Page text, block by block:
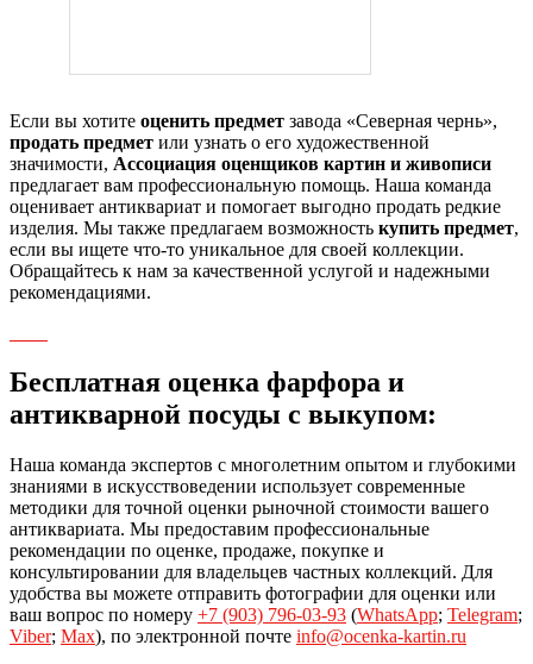
Если вы хотите оценить предмет завода «Северная чернь»,
продать предмет или узнать о его художественной
значимости, Ассоциация оценщиков картин и живописи
предлагает вам профессиональную помощь. Наша команда
оценивает антиквариат и помогает выгодно продать редкие
изделия. Мы также предлагаем возможность купить предмет,
если вы ищете что-то уникальное для своей коллекции.
Обращайтесь к нам за качественной услугой и надежными
рекомендациями.
Бесплатная оценка фарфора и
антикварной посуды с выкупом:
Наша команда экспертов с многолетним опытом и глубокими
знаниями в искусствоведении использует современные
методики для точной оценки рыночной стоимости вашего
антиквариата. Мы предоставим профессиональные
рекомендации по оценке, продаже, покупке и
консультировании для владельцев частных коллекций. Для
удобства вы можете отправить фотографии для оценки или
ваш вопрос по номеру +7 (903) 796-03-93 (WhatsApp; Telegram;
Viber; Max), по электронной почте info@ocenka-kartin.ru